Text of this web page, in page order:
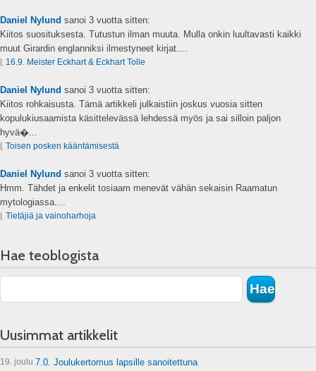
Daniel Nylund sanoi 3 vuotta sitten:
Kiitos suosituksesta. Tutustun ilman muuta. Mulla onkin luultavasti kaikki
muut Girardin englanniksi ilmestyneet kirjat....
⌊ 16.9. Meister Eckhart & Eckhart Tolle
Daniel Nylund sanoi 3 vuotta sitten:
Kiitos rohkaisusta. Tämä artikkeli julkaistiin joskus vuosia sitten
kopulukiusaamista käsittelevässä lehdessä myös ja sai silloin paljon
hyvä�...
⌊ Toisen posken kääntämisestä
Daniel Nylund sanoi 3 vuotta sitten:
Hmm. Tähdet ja enkelit tosiaam menevät vähän sekaisin Raamatun
mytologiassa....
⌊ Tietäjiä ja vainoharhoja
Hae teoblogista
Uusimmat artikkelit
19. joulu 7.0. Joulukertomus lapsille sanoitettuna